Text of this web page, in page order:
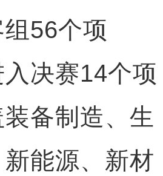
组56个项
入决赛14个项
装备制造、生
能源、新材